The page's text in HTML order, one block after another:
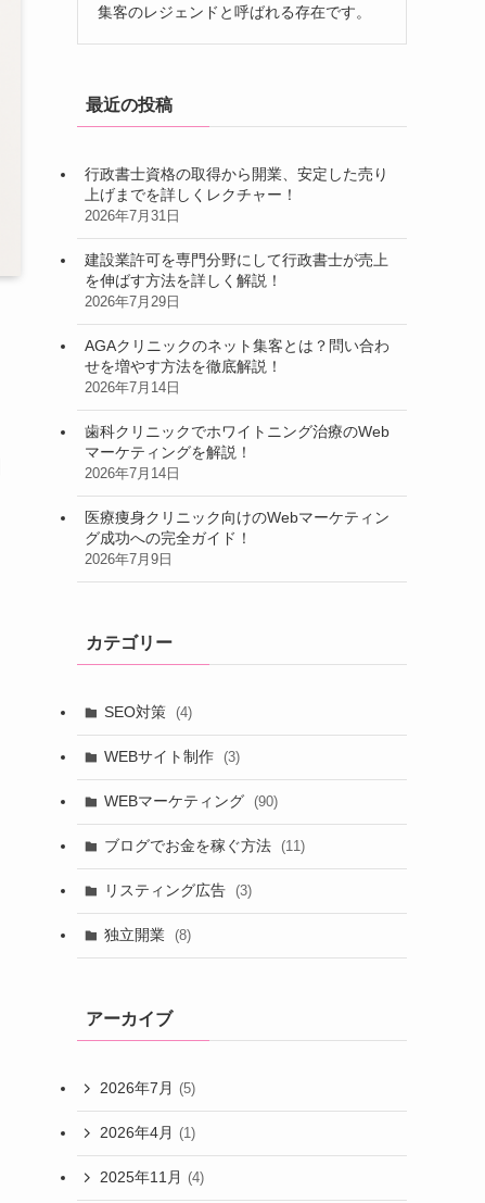
集客のレジェンドと呼ばれる存在です。
最近の投稿
行政書士資格の取得から開業、安定した売り
上げまでを詳しくレクチャー！
2026年7月31日
建設業許可を専門分野にして行政書士が売上
を伸ばす方法を詳しく解説！
2026年7月29日
AGAクリニックのネット集客とは？問い合わ
せを増やす方法を徹底解説！
2026年7月14日
歯科クリニックでホワイトニング治療のWeb
マーケティングを解説！
2026年7月14日
医療痩身クリニック向けのWebマーケティン
グ成功への完全ガイド！
2026年7月9日
カテゴリー
SEO対策 (4)
WEBサイト制作 (3)
WEBマーケティング (90)
ブログでお金を稼ぐ方法 (11)
リスティング広告 (3)
独立開業 (8)
アーカイブ
2026年7月 (5)
2026年4月 (1)
2025年11月 (4)